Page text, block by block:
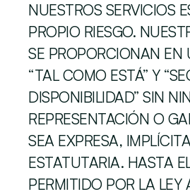
NUESTROS SERVICIOS
PROPIO RIESGO.
SE PROPORCIONAN EN
“TAL COMO ESTÁ” Y
DISPONIBILIDAD” SIN
REPRESENTACIÓN O
SEA EXPRESA,
ESTATUTARIA. HASTA
PERMITIDO POR LA LEY